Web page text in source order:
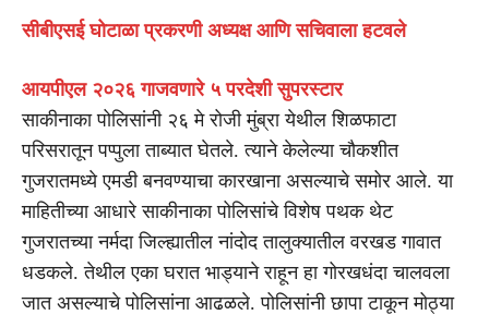
सीबीएसई घोटाळा प्रकरणी अध्यक्ष आणि सचिवाला हटवले
आयपीएल २०२६ गाजवणारे ५ परदेशी सुपरस्टार
साकीनाका पोलिसांनी २६ मे रोजी मुंब्रा येथील शिळफाटा
परिसरातून पप्पुला ताब्यात घेतले. त्याने केलेल्या चौकशीत
गुजरातमध्ये एमडी बनवण्याचा कारखाना असल्याचे समोर आले. या
माहितीच्या आधारे साकीनाका पोलिसांचे विशेष पथक थेट
गुजरातच्या नर्मदा जिल्ह्यातील नांदोद तालुक्यातील वरखड गावात
धडकले. तेथील एका घरात भाड्याने राहून हा गोरखधंदा चालवला
जात असल्याचे पोलिसांना आढळले. पोलिसांनी छापा टाकून मोठ्या